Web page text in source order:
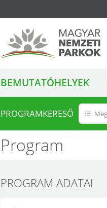
Magyar Nemzeti
Parkok
ALMENÜ
BEMUTATÓHELYEK
PROGRAMKERESŐ
Program
PROGRAM ADATAI